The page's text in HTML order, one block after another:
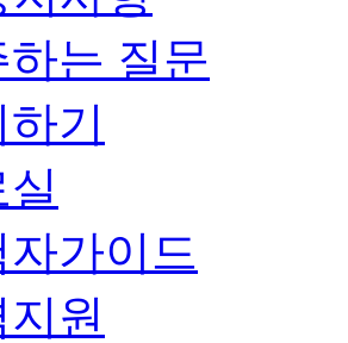
하는 질문
기
자가이드
원